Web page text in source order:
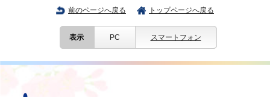
前のページへ戻る トップページへ戻る
表示 PC スマートフォン